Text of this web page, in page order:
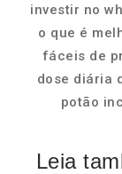
investir no
o que é
fáceis de
dose diária
potão
Leia